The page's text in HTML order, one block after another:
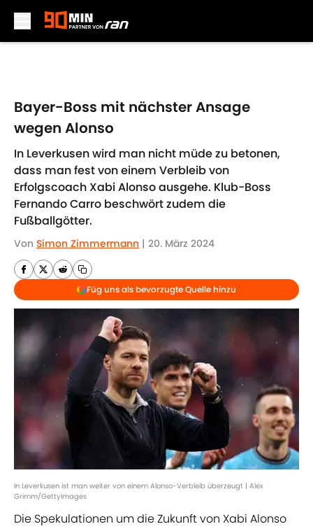
Bayer-Boss mit nächster Ansage
wegen Alonso
In Leverkusen wird man nicht müde zu betonen,
dass man fest von einem Verbleib von
Erfolgscoach Xabi Alonso ausgehe. Klub-Boss
Fernando Carro beschwört zudem die
Fußballgötter.
Von Simon Zimmermann | 20. März 2024
Füg uns als bevorzugte Quelle hinzu
In Leverkusen ist man weiter von einem Alonso-Verbleib überzeugt | Alex
Grimm/GettyImages
Die Spekulationen um die Zukunft von Xabi Alonso